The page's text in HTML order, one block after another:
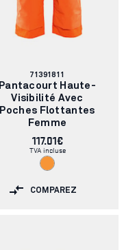
Numéro
d'article:
71391811
Pantacourt Haute-
Visibilité Avec
Poches Flottantes
Femme
117.01€
TVA incluse
COMPAREZ